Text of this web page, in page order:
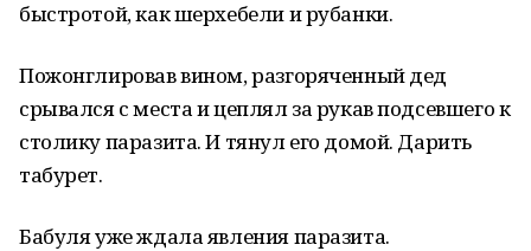
быстротой, как шерхебели и рубанки.
Пожонглировав вином, разгоряченный дед
срывался с места и цеплял за рукав подсевшего к
столику паразита. И тянул его домой. Дарить
табурет.
Бабуля уже ждала явления паразита.